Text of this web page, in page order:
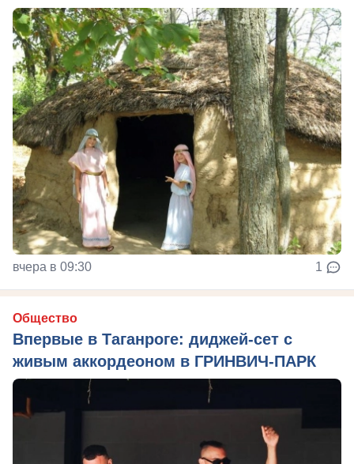
вчера в 09:30 1
Общество
Впервые в Таганроге: диджей-сет с
живым аккордеоном в ГРИНВИЧ-ПАРК